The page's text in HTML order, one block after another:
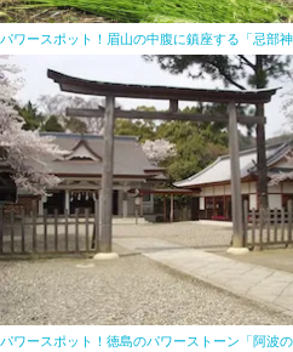
パワースポット！眉山の中腹に鎮座する「忌部
パワースポット！徳島のパワーストーン「阿波の